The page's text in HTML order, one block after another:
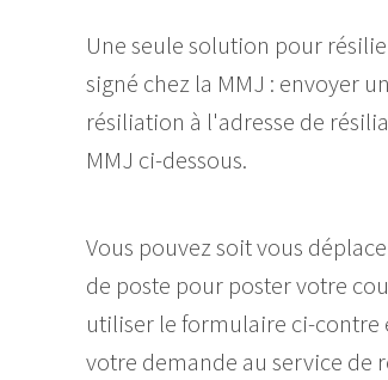
Une seule solution pour
signé chez la MMJ : envoyer
résiliation à l'adresse de
MMJ ci-dessous.
Vous pouvez soit vous
de poste pour poster votre
utiliser le formulaire ci-contre
votre demande au service de